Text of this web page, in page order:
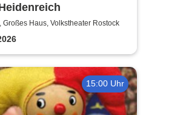
Großes Haus, Volkstheater Rostock
15:00 Uhr